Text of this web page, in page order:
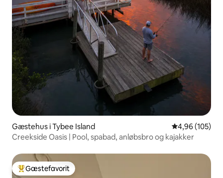
Gæstehus i Tybee Island 4,96 ud af 5 i
4,96 (105)
Creekside Oasis | Pool, spabad, anløbsbro og kajakker
Bedste gæstefavorit
Gæstefavorit